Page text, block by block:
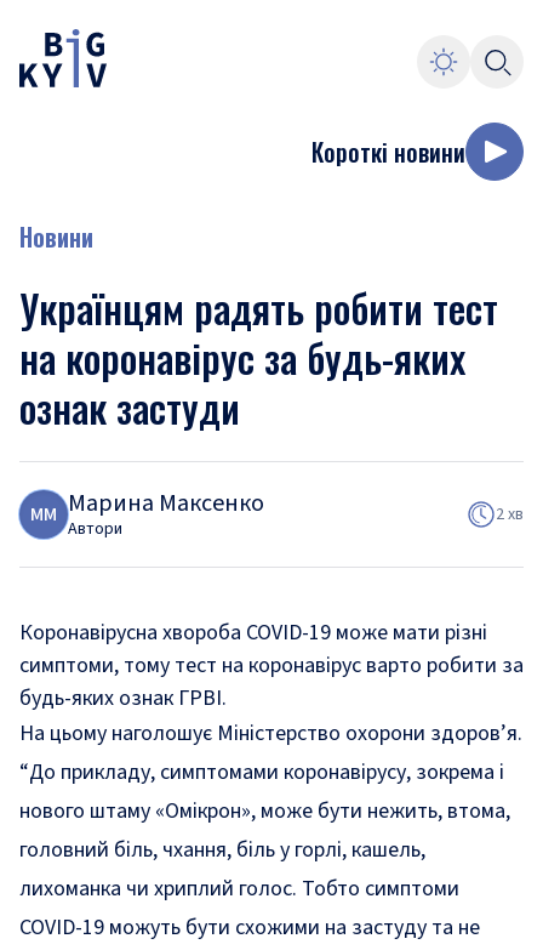
Короткі новини
Новини
Українцям радять робити тест
на коронавірус за будь-яких
ознак застуди
ММ Марина Максенко
Автори
2 хв
Коронавірусна хвороба COVID-19 може мати різні
симптоми, тому тест на коронавірус варто робити за
будь-яких ознак ГРВІ.
На цьому наголошує Міністерство охорони здоров’я.
“До прикладу, симптомами коронавірусу, зокрема і
нового штаму «Омікрон», може бути нежить, втома,
головний біль, чхання, біль у горлі, кашель,
лихоманка чи хриплий голос. Тобто симптоми
COVID-19 можуть бути схожими на застуду та не